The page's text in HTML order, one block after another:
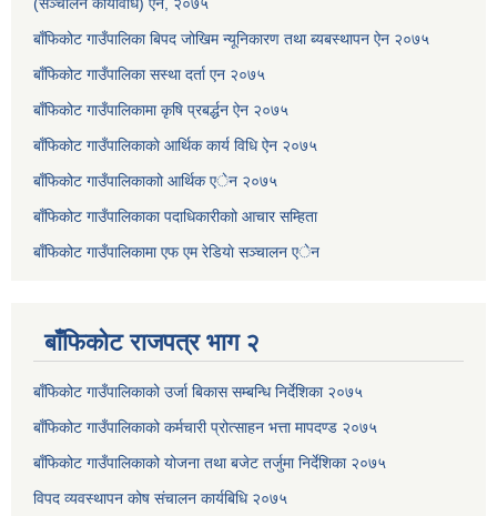
(सञ्चालन कार्यविधि) ऐन, २०७५
बाँफिकोट गाउँपालिका बिपद जोखिम न्यूनिकारण तथा ब्यबस्थापन ऐन २०७५
बाँफिकोट गाउँपालिका सस्था दर्ता एन २०७५
बाँफिकोट गाउँपालिकामा कृषि प्रबर्द्धन ऐन २०७५
बाँफिकोट गाउँपालिकाकाे आर्थिक कार्य विधि ऐन २०७५
बाँफिकोट गाउँपालिकाकाो आर्थिक एेन २०७५
बाँफिकोट गाउँपालिकाका पदाधिकारीकाो आचार सम्हिता
बाँफिकोट गाउँपालिकामा एफ एम रेडियाे सञ्चालन एेन
बाँफिकोट राजपत्र भाग २
बाँफिकोट गाउँपालिकाको उर्जा बिकास सम्बन्धि निर्देशिका २०७५
बाँफिकोट गाउँपालिकाको कर्मचारी प्रोत्साहन भत्ता मापदण्ड २०७५
बाँफिकोट गाउँपालिकाको योजना तथा बजेट तर्जुमा निर्देशिका २०७५
विपद व्यवस्थापन कोष संचालन कार्यबिधि २०७५